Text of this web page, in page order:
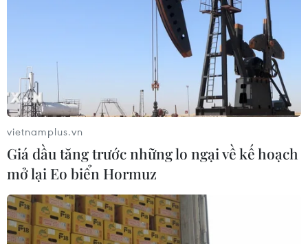
Tổng Biên tập: TRẦN TIẾN DUẨN
Phó Tổng Biên tập: NGUYỄN THỊ TÁM, KHÚC THANH
Sở hữu trí tuệ
Quy định sử dụng
RSS
Hỗ trợ
Ngôn ngữ
Dịch vụ tin
Quảng cáo
Liên hệ
vietnamplus.vn
Giá dầu tăng trước những lo ngại về kế hoạch
mở lại Eo biển Hormuz